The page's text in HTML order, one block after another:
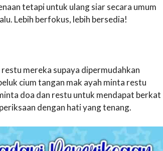
tetapi untuk ulang siar secara umum
Lebih berfokus, lebih bersedia!
mereka supaya dipermudahkan
cium tangan mak ayah minta restu
doa dan restu untuk mendapat berkat
dengan hati yang tenang.